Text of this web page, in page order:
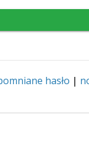
hasło |